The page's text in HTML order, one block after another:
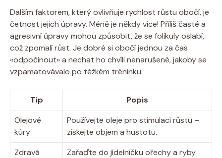
Dalším faktorem, který ovlivňuje rychlost růstu obočí, je
četnost jejich úpravy. Méně je někdy více! Příliš časté a
agresivní úpravy mohou způsobit, že se folikuly oslabí,
což zpomalí růst. Je dobré si obočí jednou za čas
«odpočinout» a nechat ho chvíli nenarušené, jakoby se
vzpamatovávalo po těžkém tréninku.
Tip
Popis
Olejové
kúry
Používejte oleje pro stimulaci růstu –
získejte objem a hustotu.
Zdravá
Zařaďte do jídelníčku ořechy a ryby